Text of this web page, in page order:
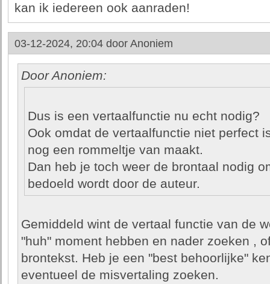
kan ik iedereen ook aanraden!
03-12-2024, 20:04 door Anoniem
Door Anoniem:
Dus is een vertaalfunctie nu echt nodig?
Ook omdat de vertaalfunctie niet perfect
nog een rommeltje van maakt.
Dan heb je toch weer de brontaal nodig
bedoeld wordt door de auteur.
Gemiddeld wint de vertaal functie van de
"huh" moment hebben en nader zoeken ,
brontekst. Heb je een "best behoorlijke"
eventueel de misvertaling zoeken.